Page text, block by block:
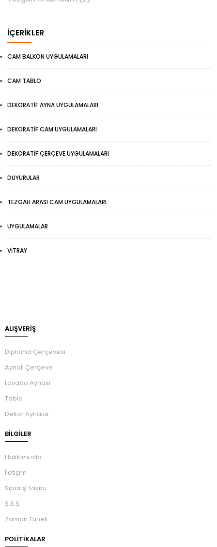
İÇERIKLER
CAM BALKON UYGULAMALARI
CAM TABLO
DEKORATIF AYNA UYGULAMALARI
DEKORATIF CAM UYGULAMALARI
DEKORATIF ÇERÇEVE UYGULAMALARI
DUYURULAR
TEZGAH ARASI CAM UYGULAMALARI
UYGULAMALAR
VITRAY
ALIŞVERİŞ
Diploma Çerçevesi
Aynalı Çerçeve
Lavabo Aynası
Tablo
Dekor Aynalar
BILGILER
Hakkımızda
İletişim
Sipariş Takibi
S.S.S.
Zaman Tüneli
POLİTİKALAR